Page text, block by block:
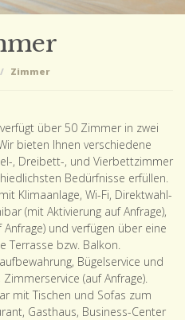
Zimmer
über 50 Zimmer in zwei
bieten Ihnen verschiedene
, Dreibett-, und Vierbettzimmer
Bedürfnisse erfüllen.
Klimaanlage, Wi-Fi, Direktwahl-
(mit Aktivierung auf Anfrage),
und verfügen über eine
Terrasse bzw. Balkon.
Bügelservice und
(auf Anfrage).
mit Tischen und Sofas zum
Gasthaus, Business-Center